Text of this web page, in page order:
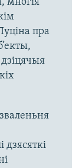
пра
дзясяткі